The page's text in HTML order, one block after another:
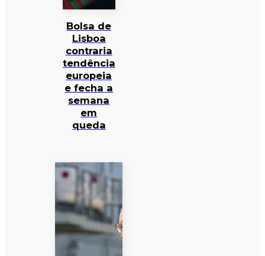
Bolsa de
Lisboa
contraria
tendência
europeia
e fecha a
semana
em
queda